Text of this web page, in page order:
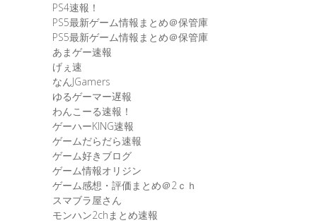
PS4速報！
PS5最新ゲーム情報まとめ＠保管庫
PS5最新ゲーム情報まとめ＠保管庫
あまゲー速報
げぇ速
なんJGamers
ゆるゲーマー遅報
わんこーる速報！
ゲーハーKING速報
ゲームだらだら速報
ゲーム好きブログ
ゲーム情報オリジン
ゲーム感想・評価まとめ＠2ｃｈ
スマブラ屋さん
モンハン2chまとめ速報